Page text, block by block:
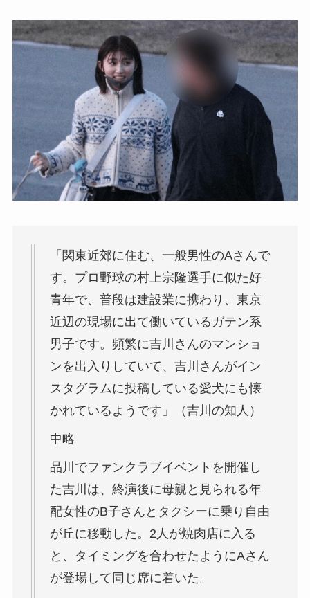
「関東近郊に住む、一般男性のAさんで
す。プロ野球の村上宗隆選手に似た好
青年で、普段は建設業に携わり、東京
近辺の現場に出て働いているガテン系
男子です。頻繁に吉川さんのマンショ
ンを出入りしていて、吉川さんがイン
スタグラムに投稿している愛犬にも懐
かれているようです」（吉川の知人）
中略
品川でファンクラブイベントを開催し
た吉川は、終演後に母親と見られる年
配女性のB子さんとタクシーに乗り自由
が丘に移動した。2人が焼肉店に入る
と、タイミングを合わせたようにAさん
が登場して同じ席に着いた。